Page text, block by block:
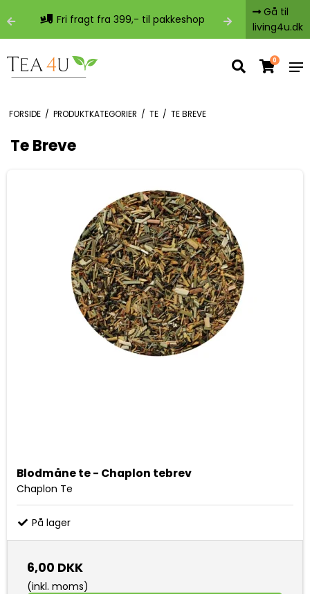
Fri fragt fra 399,- til pakkeshop
Gå til
living4u.dk
0
FORSIDE / PRODUKTKATEGORIER / TE / TE BREVE
Te Breve
Blodmåne te - Chaplon tebrev
Chaplon Te
På lager
6,00 DKK
(inkl. moms)